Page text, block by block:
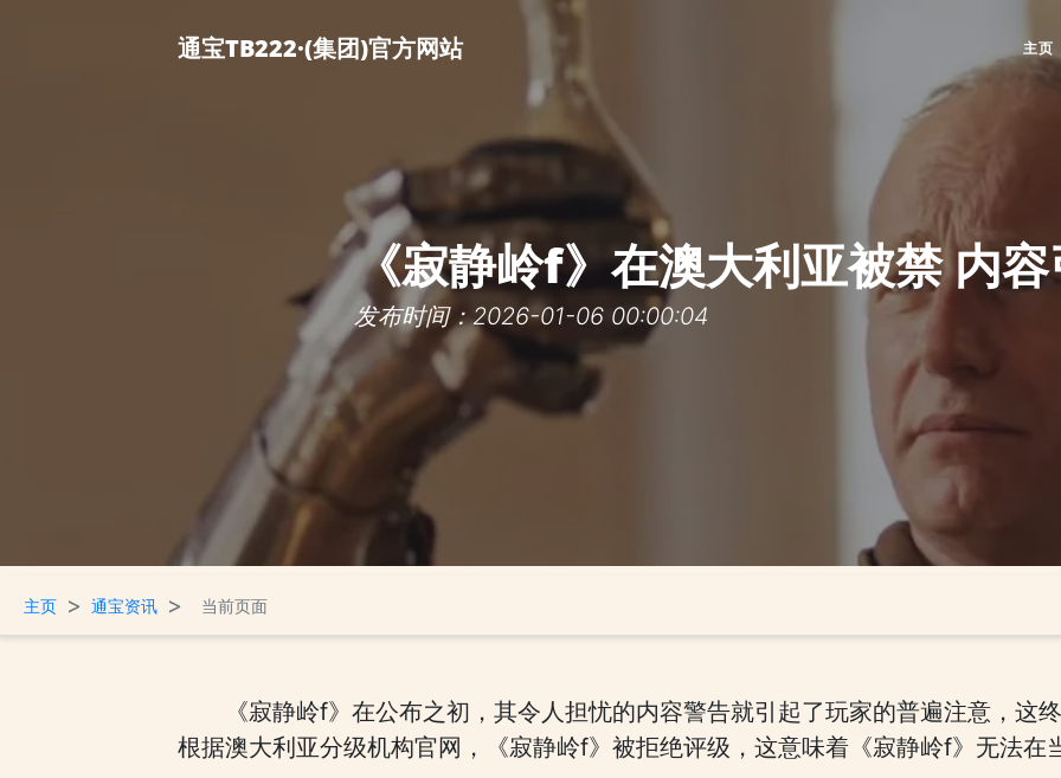
通宝TB222·(集团)官方网站 主页
《寂静岭f》在澳大利亚被禁 内
发布时间：2026-01-06 00:00:04
主页 > 通宝资讯 > 当前页面
《寂静岭f》在公布之初，其令人担忧的内容警告就引起了玩家的普遍注意，这
根据澳大利亚分级机构官网，《寂静岭f》被拒绝评级，这意味着《寂静岭f》无法在